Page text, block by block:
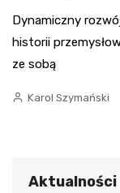
Dynamiczny
historii
ze sobą
Karol Szymański
Aktualności